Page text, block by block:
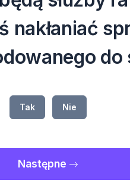
nakłaniać
do
Tak Nie
Następne